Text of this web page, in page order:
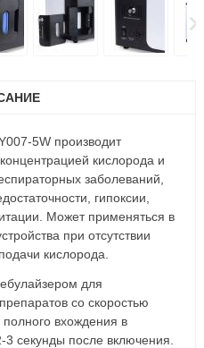
5W производит
кислорода и
заболеваний,
гипоксии,
Может применяться в
при отсутствии
кислорода.
для
со скоростью
вхождения в
секунды после включения.